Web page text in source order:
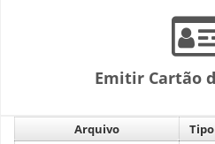
Emitir Cartão
Arquivo Tipo